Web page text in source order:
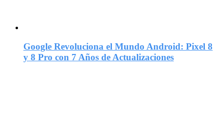
Google Revoluciona el Mundo Android: Pixel 8
y 8 Pro con 7 Años de Actualizaciones